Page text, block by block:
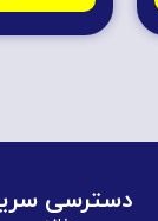
دسترسی